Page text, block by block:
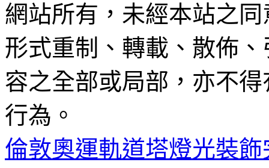
網站所有，未經本站之
形式重制、轉載、散佈
容之全部或局部，亦不
行為。
倫敦奧運軌道塔燈光裝